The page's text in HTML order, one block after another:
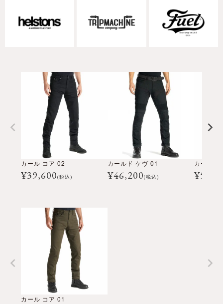
カール コア 02
¥39,600(税込)
カールド ケヴ 01
¥46,200(税込)
カールド
¥
カール コア 01